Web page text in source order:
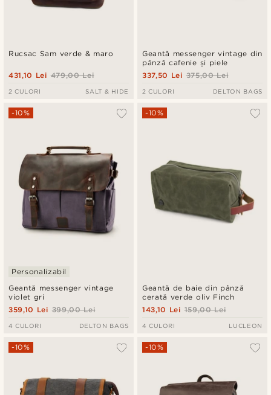
Rucsac Sam verde & maro
479,00 Lei
431,10 Lei
2 CULORI SALT & HIDE
Geantă messenger vintage din
pânză cafenie și piele
375,00 Lei
337,50 Lei
2 CULORI DELTON BAGS
Geantă messenger vintage
violet gri
-10%
Personalizabil
399,00 Lei
359,10 Lei
4 CULORI DELTON BAGS
Geantă de baie din pânză
cerată verde oliv Finch
-10%
159,00 Lei
143,10 Lei
4 CULORI LUCLEON
-10% -10%